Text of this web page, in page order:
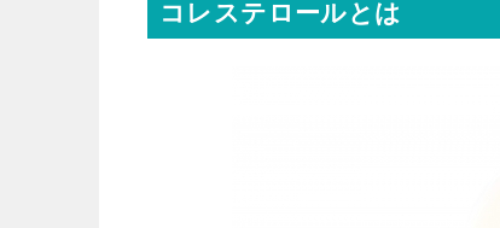
コレステロールとは